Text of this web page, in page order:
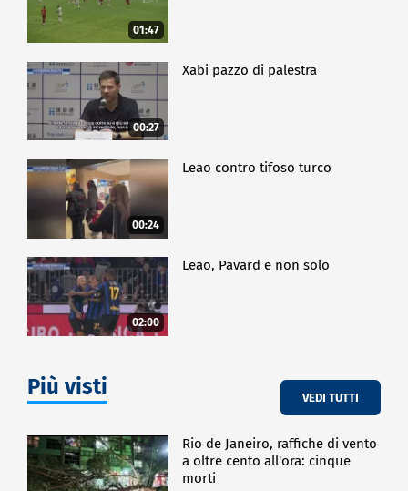
01:47
00:27
Xabi pazzo di palestra
00:24
Leao contro tifoso turco
02:00
Leao, Pavard e non solo
Più visti VEDI TUTTI
Rio de Janeiro, raffiche di vento
a oltre cento all'ora: cinque
morti